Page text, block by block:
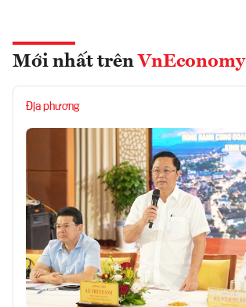
Mới nhất trên VnEconomy
Địa phương